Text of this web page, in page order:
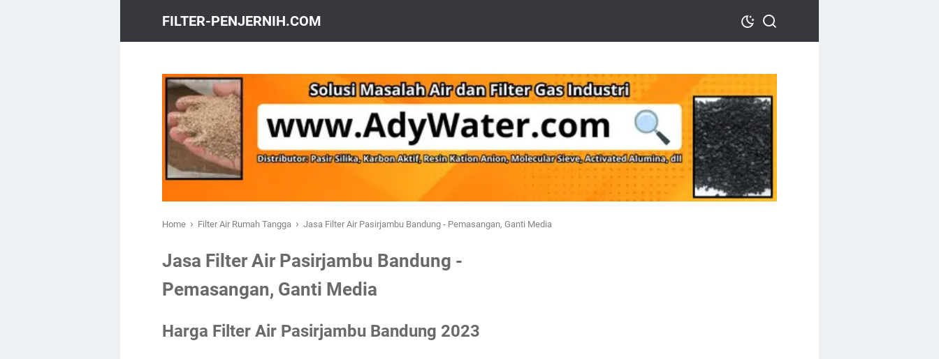
FILTER-PENJERNIH.COM
Home › Filter Air Rumah Tangga › Jasa Filter Air Pasirjambu Bandung - Pemasangan, Ganti Media
Jasa Filter Air Pasirjambu Bandung -
Pemasangan, Ganti Media
Harga Filter Air Pasirjambu Bandung 2023